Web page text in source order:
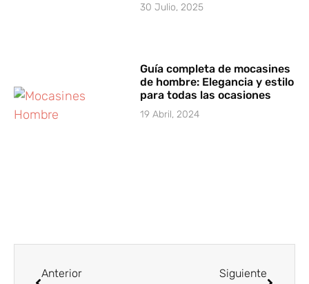
30 Julio, 2025
Guía completa de mocasines
de hombre: Elegancia y estilo
para todas las ocasiones
19 Abril, 2024
Anterior Siguiente